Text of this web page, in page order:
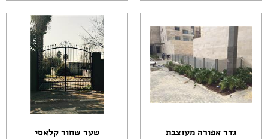
גדר אפורה מעוצבת שער שחור קלאסי